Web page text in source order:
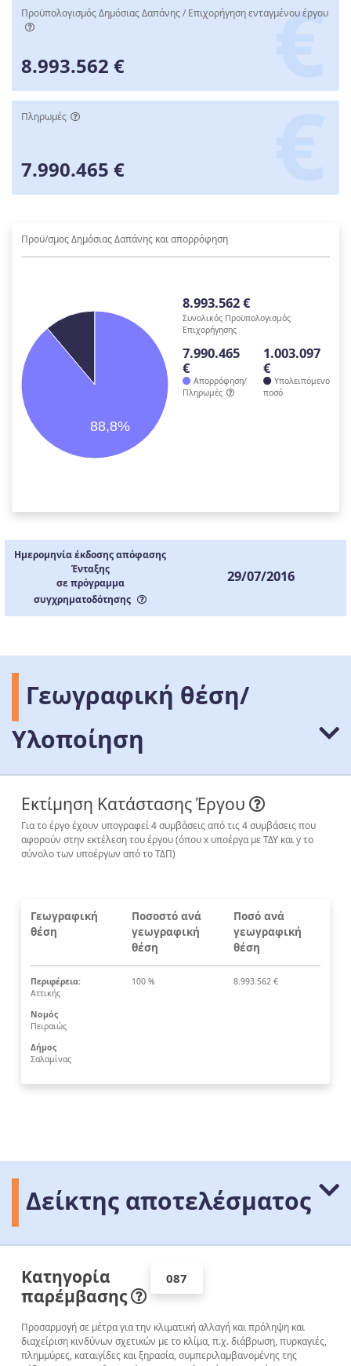
Προϋπολογισμός Δημόσιας Δαπάνης / Επιχορήγηση ενταγμένου έργου
8.993.562 €
Πληρωμές
7.990.465 €
Προϋ/σμος Δημόσιας Δαπάνης και απορρόφηση
88,8%
8.993.562 €
Συνολικός Προϋπολογισμός
Επιχορήγησης
7.990.465
€
Απορρόφηση/
Πληρωμές
1.003.097
€
Υπολειπόμενο
ποσό
Ημερομηνία έκδοσης απόφασης
Ένταξης
σε πρόγραμμα
συγχρηματοδότησης
29/07/2016
Γεωγραφική θέση/
Υλοποίηση
Εκτίμηση Κατάστασης Έργου
Για το έργο έχουν υπογραφεί 4 συμβάσεις από τις 4 συμβάσεις που
αφορούν στην εκτέλεση του έργου (όπου x υποέργα με ΤΔΥ και y το
σύνολο των υποέργων από το ΤΔΠ)
Γεωγραφική
θέση
Ποσοστό ανά
γεωγραφική
θέση
Ποσό ανά
γεωγραφική
θέση
Περιφέρεια:
Αττικής
Νομός
Πειραιώς
Δήμος
Σαλαμίνας
100 % 8.993.562 €
Δείκτης αποτελέσματος
Κατηγορία
παρέμβασης
087
Προσαρμογή σε μέτρα για την κλιματική αλλαγή και πρόληψη και
διαχείριση κινδύνων σχετικών με το κλίμα, π.χ. διάβρωση, πυρκαγιές,
πλημμύρες, καταιγίδες και ξηρασία, συμπεριλαμβανομένης της